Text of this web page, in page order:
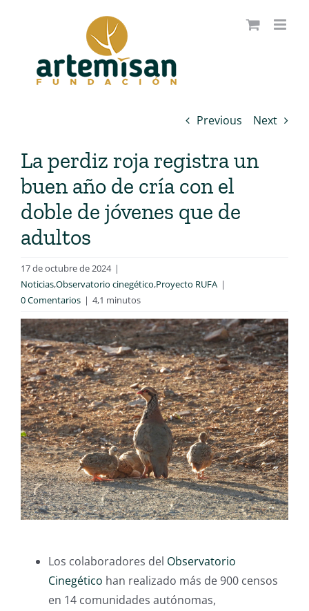
Previous Next
La perdiz roja registra un
buen año de cría con el
doble de jóvenes que de
adultos
17 de octubre de 2024 |
Noticias,Observatorio cinegético,Proyecto RUFA |
0 Comentarios | 4,1 minutos
Los colaboradores del Observatorio
Cinegético han realizado más de 900 censos
en 14 comunidades autónomas,